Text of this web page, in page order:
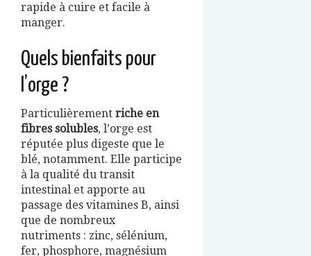
rapide à cuire et facile à
manger.
Quels bienfaits pour
l’orge ?
Particulièrement riche en
fibres solubles, l’orge est
réputée plus digeste que le
blé, notamment. Elle participe
à la qualité du transit
intestinal et apporte au
passage des vitamines B, ainsi
que de nombreux
nutriments : zinc, sélénium,
fer, phosphore, magnésium